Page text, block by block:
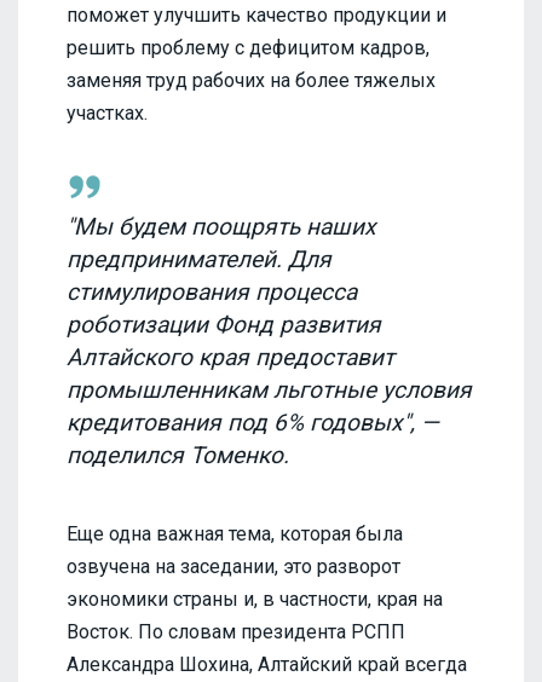
поможет улучшить качество продукции и
решить проблему с дефицитом кадров,
заменяя труд рабочих на более тяжелых
участках.
"Мы будем поощрять наших
предпринимателей. Для
стимулирования процесса
роботизации Фонд развития
Алтайского края предоставит
промышленникам льготные условия
кредитования под 6% годовых", —
поделился Томенко.
Еще одна важная тема, которая была
озвучена на заседании, это разворот
экономики страны и, в частности, края на
Восток. По словам президента РСПП
Александра Шохина, Алтайский край всегда